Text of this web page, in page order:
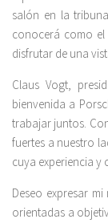
salón en la
conocerá como el
disfrutar de una
Claus Vogt,
bienvenida a
trabajar juntos.
fuertes a nuestro
cuya experiencia y
Deseo expresar
orientadas a